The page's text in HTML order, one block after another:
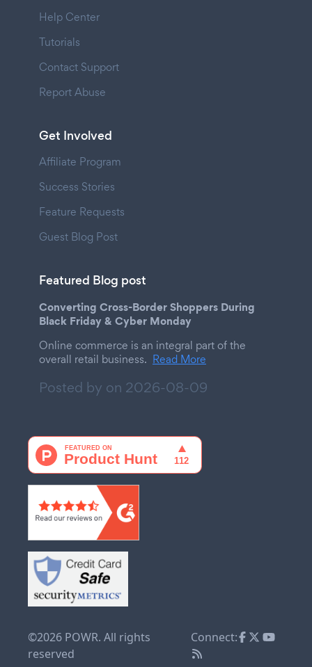
Help Center
Tutorials
Contact Support
Report Abuse
Get Involved
Affiliate Program
Success Stories
Feature Requests
Guest Blog Post
Featured Blog post
Converting Cross-Border Shoppers During
Black Friday & Cyber Monday
Online commerce is an integral part of the
overall retail business. Read More
Posted by on 2026-08-09
©2026 POWR. All rights
reserved
Connect: